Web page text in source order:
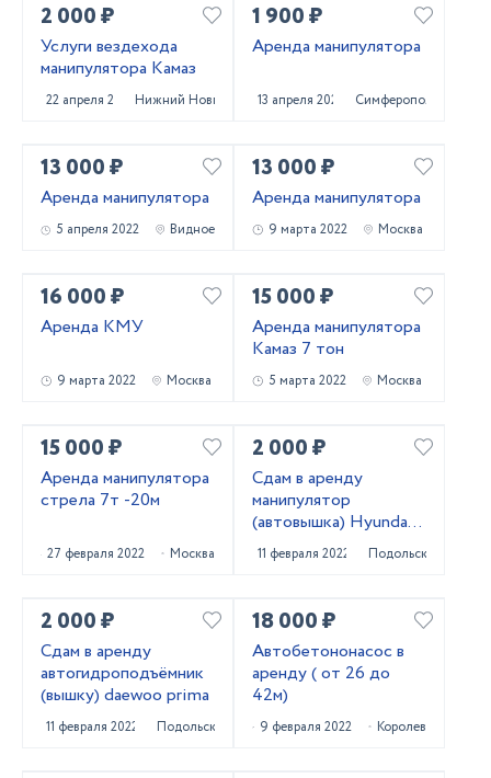
2 000 ₽
Услуги вездехода
манипулятора Камаз
22 апреля 2022 Нижний Новгород
1 900 ₽
Аренда манипулятора
13 апреля 2022 Симферополь
13 000 ₽
Аренда манипулятора
5 апреля 2022 Видное
13 000 ₽
Аренда манипулятора
9 марта 2022 Москва
16 000 ₽
Аренда КМУ
9 марта 2022 Москва
15 000 ₽
Аренда манипулятора
Камаз 7 тон
5 марта 2022 Москва
15 000 ₽
Аренда манипулятора
стрела 7т -20м
27 февраля 2022 Москва
2 000 ₽
Сдам в аренду
манипулятор
(автовышка) Hyundai
Gold
11 февраля 2022 Подольск
2 000 ₽
Сдам в аренду
автогидроподъёмник
(вышку) daewoo prima
11 февраля 2022 Подольск
18 000 ₽
Автобетононасос в
аренду ( от 26 до
42м)
9 февраля 2022 Королев